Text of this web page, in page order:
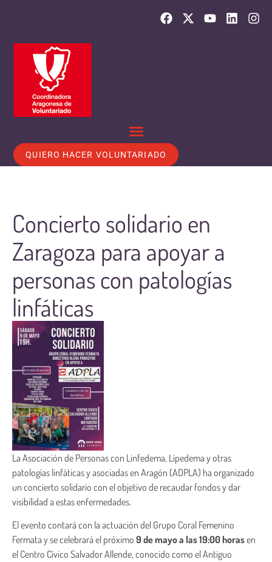
QUIERO HACER VOLUNTARIADO
Concierto solidario en
Zaragoza para apoyar a
personas con patologías
linfáticas
La Asociación de Personas con Linfedema, Lipedema y otras
patologías linfáticas y asociadas en Aragón (ADPLA) ha organizado
un concierto solidario con el objetivo de recaudar fondos y dar
visibilidad a estas enfermedades.
El evento contará con la actuación del Grupo Coral Femenino
Fermata y se celebrará el próximo 9 de mayo a las 19:00 horasen
el Centro Cívico Salvador Allende, conocido como el Antiguo